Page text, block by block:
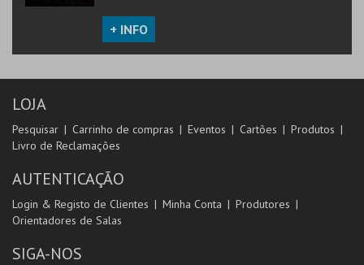
+ INFO
LOJA
Pesquisar Carrinho de compras Eventos Cartões
Produtos
Livro de Reclamações
AUTENTICAÇÃO
Login & Registo de Clientes Minha Conta
Produtores
Orientadores de Salas
SIGA-NOS